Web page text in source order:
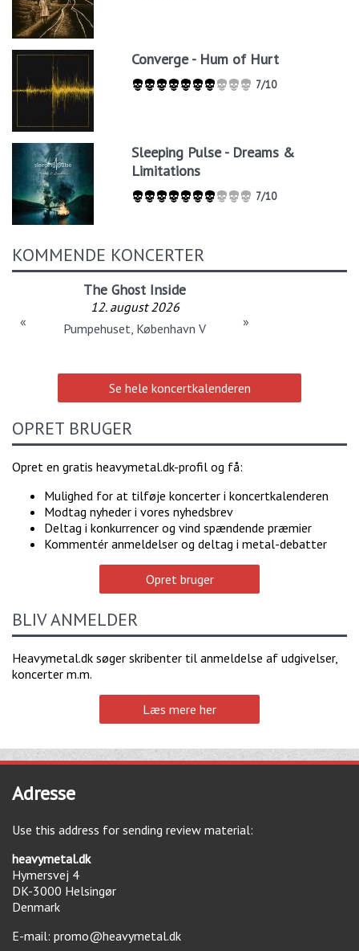
Converge - Hum of Hurt
7/10
Sleeping Pulse - Dreams &
Limitations
7/10
KOMMENDE KONCERTER
The Ghost Inside
12. august 2026
Pumpehuset, København V
« »
Se hele koncertkalenderen
OPRET BRUGER
Opret en gratis heavymetal.dk-profil og få:
Mulighed for at tilføje koncerter i koncertkalenderen
Modtag nyheder i vores nyhedsbrev
Deltag i konkurrencer og vind spændende præmier
Kommentér anmeldelser og deltag i metal-debatter
Opret bruger
BLIV ANMELDER
Heavymetal.dk søger skribenter til anmeldelse af udgivelser,
koncerter m.m.
Læs mere her
Adresse
Use this address for sending review material:
heavymetal.dk
Hymersvej 4
DK-3000 Helsingør
Denmark
E-mail: promo@heavymetal.dk